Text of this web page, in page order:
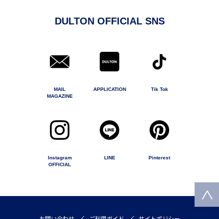
DULTON OFFICIAL SNS
MAIL
MAGAZINE
APPLICATION Tik Tok
Instagram
OFFICIAL
LINE Pinterest